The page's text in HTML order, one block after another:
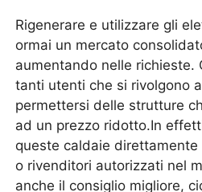
Rigenerare e utilizzare gli
ormai un mercato
aumentando nelle richieste.
tanti utenti che si rivolgono
permettersi delle strutture
ad un prezzo ridotto.In
queste caldaie
o rivenditori autorizzati nel
anche il consiglio migliore,